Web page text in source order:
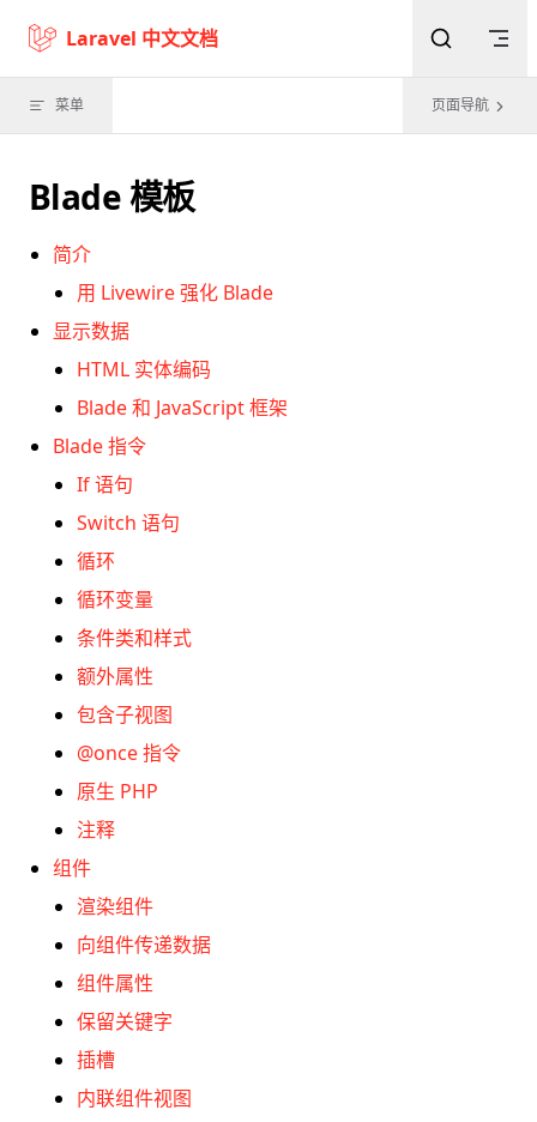
Skip to content
Laravel 中文文档
菜单 页面导航
Blade 模板
简介
用 Livewire 强化 Blade
显示数据
HTML 实体编码
Blade 和 JavaScript 框架
Blade 指令
If 语句
Switch 语句
循环
循环变量
条件类和样式
额外属性
包含子视图
@once 指令
原生 PHP
注释
组件
渲染组件
向组件传递数据
组件属性
保留关键字
插槽
内联组件视图